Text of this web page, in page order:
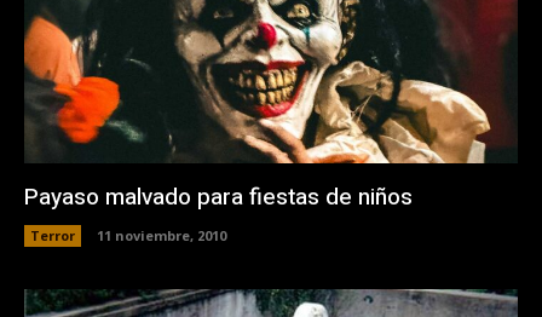
Payaso malvado para fiestas de niños
Terror 11 noviembre, 2010